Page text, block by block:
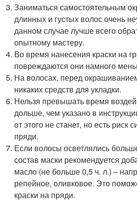
Заниматься самостоятельным
длинных и густых волос очень
данном случае лучше всего
опытному мастеру.
Во время нанесения краски на
повреждаются они намного
На волосах, перед
никаких средств для укладки.
Нельзя превышать время
дольше, чем указано в
от этого не станет, но есть риск
пряди.
Если волосы осветлялись
состав маски рекомендуется
масло (не больше 0,5 ч. л.) –
репейное, оливковое. Это
краски на пряди.